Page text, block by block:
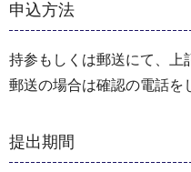
申込方法
持参もしくは郵送にて、上
郵送の場合は確認の電話を
提出期間